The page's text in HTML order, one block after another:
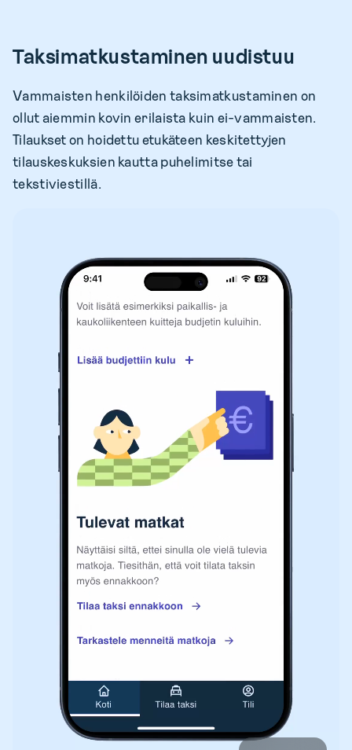
Taksimatkustaminen uudistuu
Vammaisten henkilöiden taksimatkustaminen on
ollut aiemmin kovin erilaista kuin ei-vammaisten.
Tilaukset on hoidettu etukäteen keskitettyjen
tilauskeskuksien kautta puhelimitse tai
tekstiviestillä.